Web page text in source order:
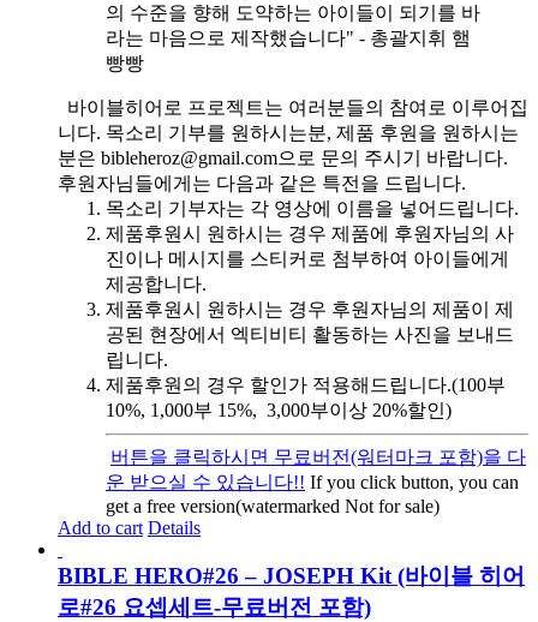
의 수준을 향해 도약하는 아이들이 되기를 바
라는 마음으로 제작했습니다" - 총괄지휘 햄
빵빵
바이블히어로 프로젝트는 여러분들의 참여로 이루어집
니다. 목소리 기부를 원하시는분, 제품 후원을 원하시는
분은 bibleheroz@gmail.com으로 문의 주시기 바랍니다.
후원자님들에게는 다음과 같은 특전을 드립니다.
목소리 기부자는 각 영상에 이름을 넣어드립니다.
제품후원시 원하시는 경우 제품에 후원자님의 사
진이나 메시지를 스티커로 첨부하여 아이들에게
제공합니다.
제품후원시 원하시는 경우 후원자님의 제품이 제
공된 현장에서 엑티비티 활동하는 사진을 보내드
립니다.
제품후원의 경우 할인가 적용해드립니다.(100부
10%, 1,000부 15%, 3,000부이상 20%할인)
버튼을 클릭하시면 무료버전(워터마크 포함)을 다
운 받으실 수 있습니다!! If you click button, you can
get a free version(watermarked Not for sale)
Add to cart Details
BIBLE HERO#26 – JOSEPH Kit (바이블 히어
로#26 요셉세트-무료버전 포함)